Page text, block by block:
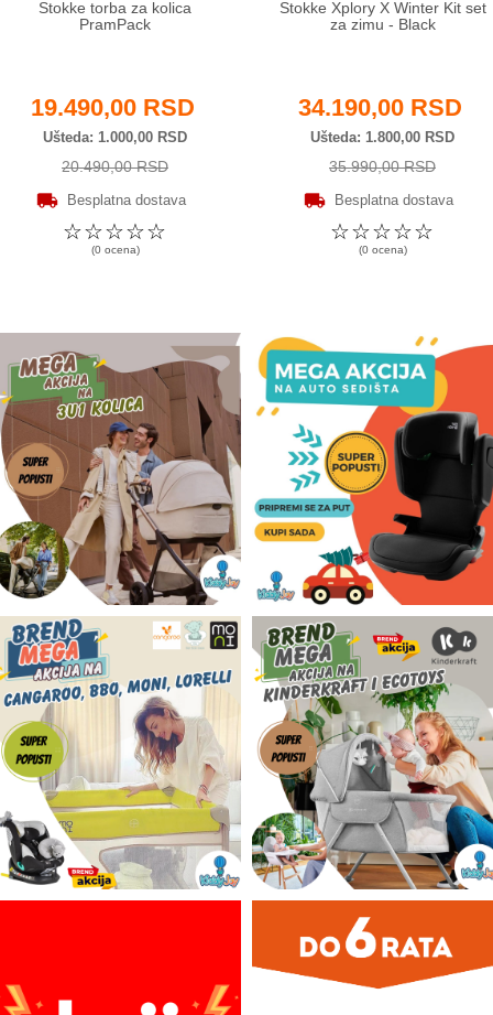
Stokke torba za kolica
PramPack
19.490,00 RSD
Ušteda 1.000,00 RSD
20.490,00 RSD
Besplatna dostava
☆
☆
☆
☆
☆
(0 ocena)
Stokke Xplory X Winter Kit set
za zimu - Black
34.190,00 RSD
Ušteda 1.800,00 RSD
35.990,00 RSD
Besplatna dostava
☆
☆
☆
☆
☆
(0 ocena)